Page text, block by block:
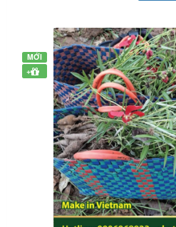
MỚI
+